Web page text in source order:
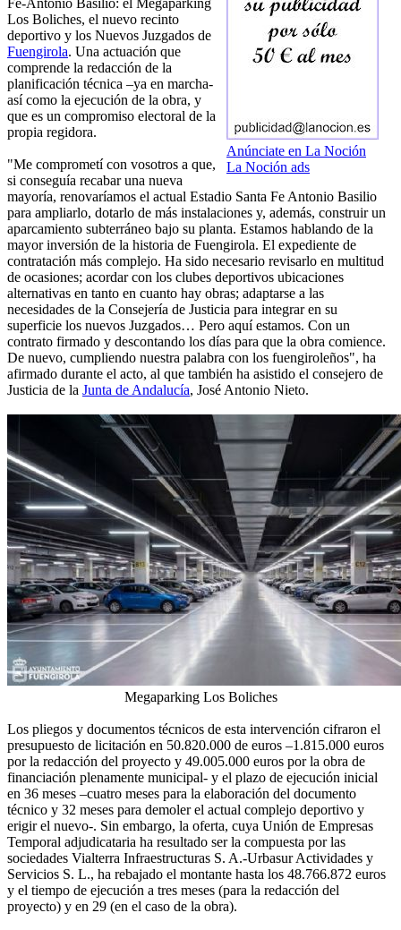
Anúnciate en La Noción
La Noción ads
Fe-Antonio Basilio: el Megaparking
Los Boliches, el nuevo recinto
deportivo y los Nuevos Juzgados de
Fuengirola. Una actuación que
comprende la redacción de la
planificación técnica –ya en marcha-
así como la ejecución de la obra, y
que es un compromiso electoral de la
propia regidora.
"Me comprometí con vosotros a que,
si conseguía recabar una nueva
mayoría, renovaríamos el actual Estadio Santa Fe Antonio Basilio
para ampliarlo, dotarlo de más instalaciones y, además, construir un
aparcamiento subterráneo bajo su planta. Estamos hablando de la
mayor inversión de la historia de Fuengirola. El expediente de
contratación más complejo. Ha sido necesario revisarlo en multitud
de ocasiones; acordar con los clubes deportivos ubicaciones
alternativas en tanto en cuanto hay obras; adaptarse a las
necesidades de la Consejería de Justicia para integrar en su
superficie los nuevos Juzgados… Pero aquí estamos. Con un
contrato firmado y descontando los días para que la obra comience.
De nuevo, cumpliendo nuestra palabra con los fuengiroleños", ha
afirmado durante el acto, al que también ha asistido el consejero de
Justicia de la Junta de Andalucía, José Antonio Nieto.
Megaparking Los Boliches
Los pliegos y documentos técnicos de esta intervención cifraron el
presupuesto de licitación en 50.820.000 de euros –1.815.000 euros
por la redacción del proyecto y 49.005.000 euros por la obra de
financiación plenamente municipal- y el plazo de ejecución inicial
en 36 meses –cuatro meses para la elaboración del documento
técnico y 32 meses para demoler el actual complejo deportivo y
erigir el nuevo-. Sin embargo, la oferta, cuya Unión de Empresas
Temporal adjudicataria ha resultado ser la compuesta por las
sociedades Vialterra Infraestructuras S. A.-Urbasur Actividades y
Servicios S. L., ha rebajado el montante hasta los 48.766.872 euros
y el tiempo de ejecución a tres meses (para la redacción del
proyecto) y en 29 (en el caso de la obra).